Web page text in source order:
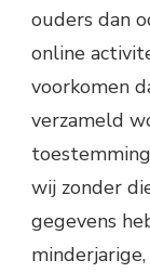
ouders dan
online
voorkomen
verzameld
wij zonder
gegevens